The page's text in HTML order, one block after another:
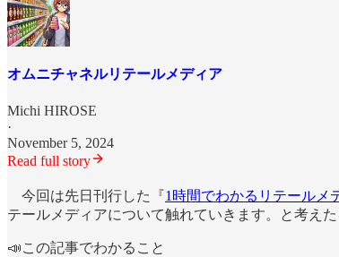
オムニチャネルリテールメディア
Michi HIROSE
·
November 5, 2024
Read full story
今回は先日刊行した『1時間でわかるリテールメ
テールメディアについて触れていきます。と考え
📣この記事でわかること